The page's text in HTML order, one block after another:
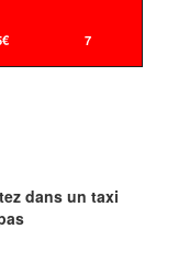
7
dans un taxi